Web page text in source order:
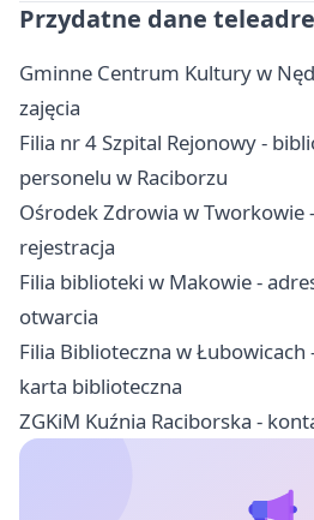
Przydatne dane
Gminne Centrum Kultury w
zajęcia
Filia nr 4 Szpital Rejonowy -
personelu w Raciborzu
Ośrodek Zdrowia w Tworkowie
rejestracja
Filia biblioteki w Makowie -
otwarcia
Filia Biblioteczna w
karta biblioteczna
ZGKiM Kuźnia Raciborska -